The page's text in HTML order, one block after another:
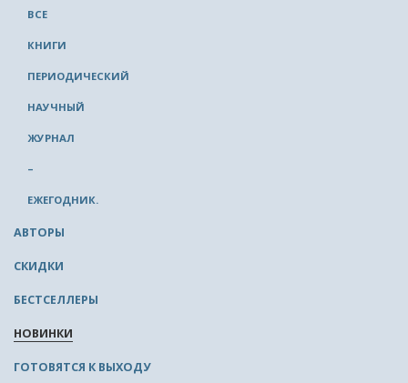
ВСЕ
КНИГИ
ПЕРИОДИЧЕСКИЙ
НАУЧНЫЙ
ЖУРНАЛ
–
ЕЖЕГОДНИК.
АВТОРЫ
СКИДКИ
БЕСТСЕЛЛЕРЫ
НОВИНКИ
ГОТОВЯТСЯ К ВЫХОДУ